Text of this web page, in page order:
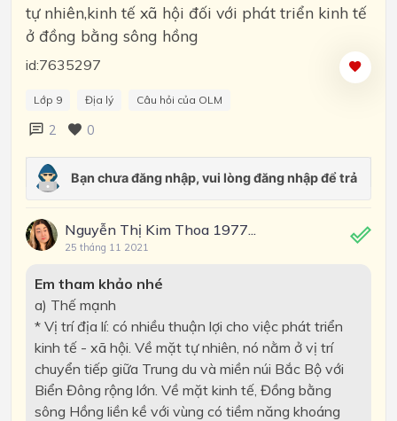
tự nhiên,kinh tế xã hội đối với phát triển kinh tế
ở đồng bằng sông hồng
id:7635297
Lớp 9 Địa lý Câu hỏi của OLM
2 0
Nguyễn Thị Kim Thoa 1977...
25 tháng 11 2021
Em tham khảo nhé
a) Thế mạnh
* Vị trí địa lí: có nhiều thuận lợi cho việc phát triển
kinh tế - xã hội. Về mặt tự nhiên, nó nằm ở vị trí
chuyển tiếp giữa Trung du và miền núi Bắc Bộ với
Biển Đông rộng lớn. Về mặt kinh tế, Đồng bằng
sông Hồng liền kề với vùng có tiềm năng khoáng